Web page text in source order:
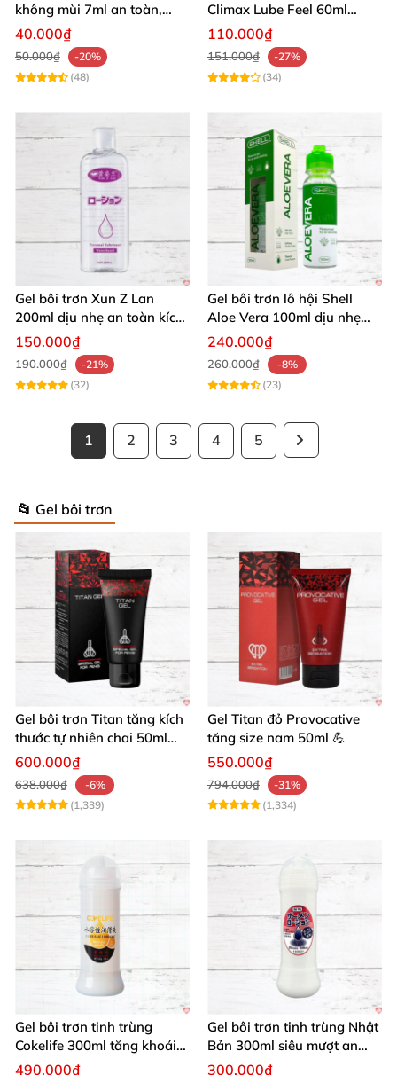
không mùi 7ml an toàn,
chất lượng
40.000₫
50.000₫
-20%
(48)
Climax Lube Feel 60ml
Thăng hoa tối ưu
110.000₫
151.000₫
-27%
(34)
Gel bôi trơn Xun Z Lan
200ml dịu nhẹ an toàn kích
thích sảng khoái
150.000₫
190.000₫
-21%
(32)
Gel bôi trơn lô hội Shell
Aloe Vera 100ml dịu nhẹ
tăng khoái cảm
240.000₫
260.000₫
-8%
(23)
1 2 3 4 5
📂 Gel bôi trơn
Gel bôi trơn Titan tăng kích
thước tự nhiên chai 50ml
siêu mạnh
600.000₫
638.000₫
-6%
(1,339)
Gel Titan đỏ Provocative
tăng size nam 50ml 💪
550.000₫
794.000₫
-31%
(1,334)
Gel bôi trơn tinh trùng
Cokelife 300ml tăng khoái
cảm, an toàn
490.000₫
Gel bôi trơn tinh trùng Nhật
Bản 300ml siêu mượt an
toàn cho yêu
300.000₫